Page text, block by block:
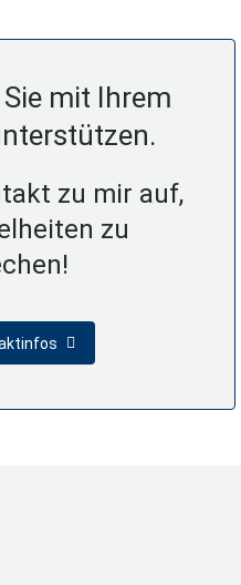
mit Ihrem
zu mir auf,
zu